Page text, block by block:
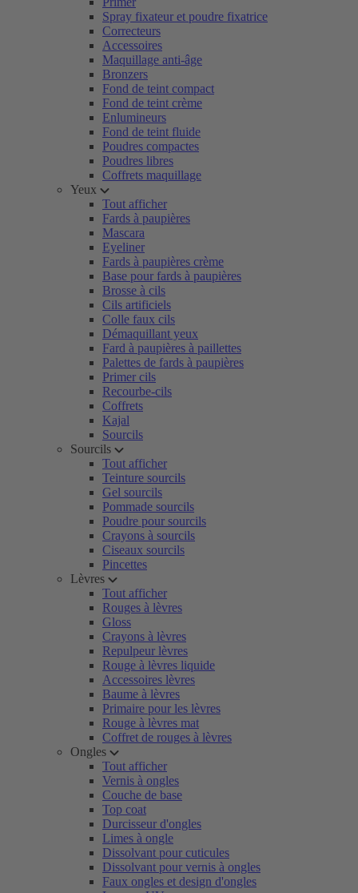
Spray fixateur et poudre fixatrice
Correcteurs
Accessoires
Maquillage anti-âge
Bronzers
Fond de teint compact
Fond de teint crème
Enlumineurs
Fond de teint fluide
Poudres compactes
Poudres libres
Coffrets maquillage
Yeux
Tout afficher
Fards à paupières
Mascara
Eyeliner
Fards à paupières crème
Base pour fards à paupières
Brosse à cils
Cils artificiels
Colle faux cils
Démaquillant yeux
Fard à paupières à paillettes
Palettes de fards à paupières
Primer cils
Recourbe-cils
Coffrets
Kajal
Sourcils
Sourcils
Tout afficher
Teinture sourcils
Gel sourcils
Pommade sourcils
Poudre pour sourcils
Crayons à sourcils
Ciseaux sourcils
Pincettes
Lèvres
Tout afficher
Rouges à lèvres
Gloss
Crayons à lèvres
Repulpeur lèvres
Rouge à lèvres liquide
Accessoires lèvres
Baume à lèvres
Primaire pour les lèvres
Rouge à lèvres mat
Coffret de rouges à lèvres
Ongles
Tout afficher
Vernis à ongles
Couche de base
Top coat
Durcisseur d'ongles
Limes à ongle
Dissolvant pour cuticules
Dissolvant pour vernis à ongles
Faux ongles et design d'ongles